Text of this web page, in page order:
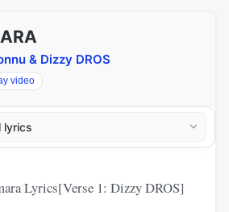
& Dizzy DROS
video
Lyrics[Verse 1: Dizzy DROS]